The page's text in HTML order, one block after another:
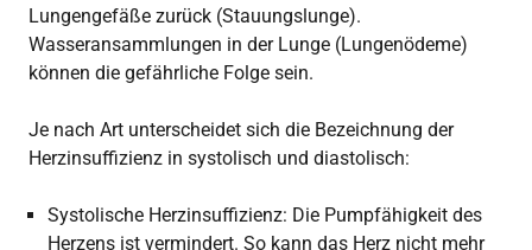
Lungengefäße zurück (Stauungslunge).
Wasseransammlungen in der Lunge (Lungenödeme)
können die gefährliche Folge sein.
Je nach Art unterscheidet sich die Bezeichnung der
Herzinsuffizienz in systolisch und diastolisch:
Systolische Herzinsuffizienz: Die Pumpfähigkeit des
Herzens ist vermindert. So kann das Herz nicht mehr